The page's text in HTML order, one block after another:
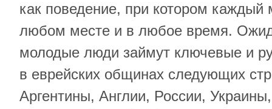
как поведение, при котором каждый
любом месте и в любое время.
молодые люди займут ключевые и
в еврейских общинах следующих
Аргентины, Англии, России,